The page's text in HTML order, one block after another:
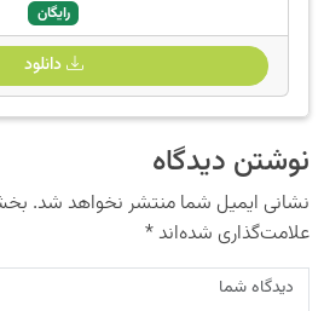
رایگان
دانلود
نوشتن دیدگاه
نشانی ایمیل شما منتشر نخواهد شد.
علامت‌گذاری شده‌اند*